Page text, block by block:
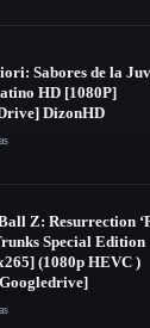
Sabores de la
HD [1080P]
DizonHD
Z: Resurrection
Special Edition
(1080p HEVC )